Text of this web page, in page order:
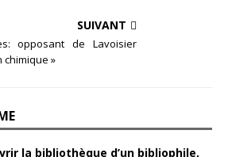
SUIVANT
opposant de Lavoisier
chimique »
la bibliothèque d’un bibliophile,